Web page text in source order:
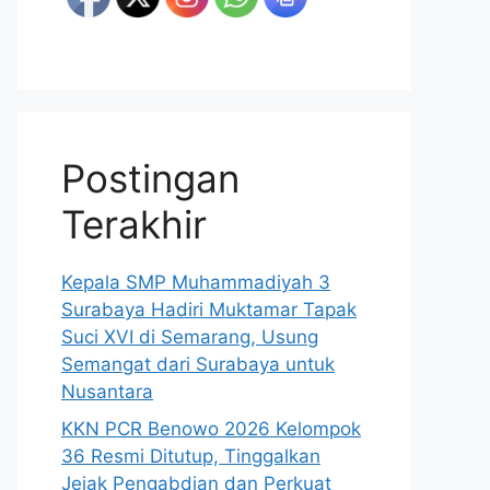
Postingan
Terakhir
Kepala SMP Muhammadiyah 3
Surabaya Hadiri Muktamar Tapak
Suci XVI di Semarang, Usung
Semangat dari Surabaya untuk
Nusantara
KKN PCR Benowo 2026 Kelompok
36 Resmi Ditutup, Tinggalkan
Jejak Pengabdian dan Perkuat